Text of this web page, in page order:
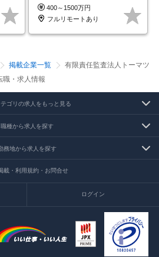
上★副業可
400～1500万円
フルリモートあり
掲載企業一覧
有限責任監査法人トーマツ
職・求人情報
テゴリの求人をもっと見る
職種から求人を探す
務地から求人を探す
載・利用規約・お問合せ
ログイン